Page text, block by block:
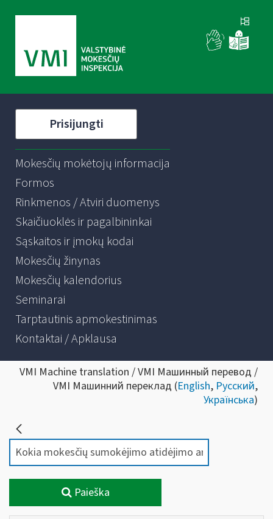
Prisijungti
Mokesčių mokėtojų informacija
Formos
Rinkmenos / Atviri duomenys
Skaičiuoklės ir pagalbininkai
Sąskaitos ir įmokų kodai
Mokesčių žinynas
Mokesčių kalendorius
Seminarai
Tarptautinis apmokestinimas
Kontaktai / Apklausa
VMI Machine translation / VMI Машинный перевод /
VMI Машинний переклад (English, Русский,
Українська)
Paieška